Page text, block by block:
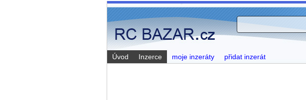
Úvod Inzerce moje inzeráty přidat inzerát